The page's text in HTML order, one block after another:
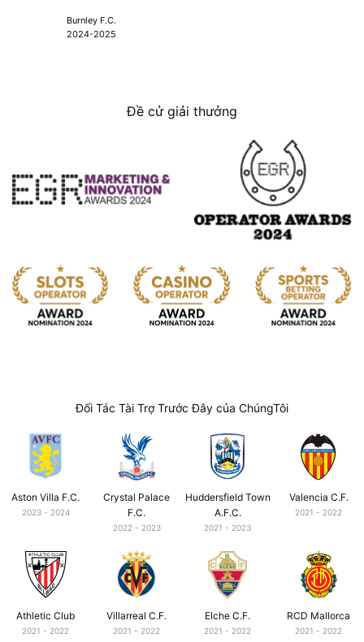
Burnley F.C.
2024-2025
Đề cử giải thưởng
Đối Tác Tài Trợ Trước Đây của ChúngTôi
Aston Villa F.C.
2023 - 2024
Crystal Palace
F.C.
2022 - 2023
Huddersfield Town
A.F.C.
2021 - 2023
Valencia C.F.
2021 - 2022
Athletic Club
2021 - 2022
Villarreal C.F.
2021 - 2022
Elche C.F.
2021 - 2022
RCD Mallorca
2021 - 2022